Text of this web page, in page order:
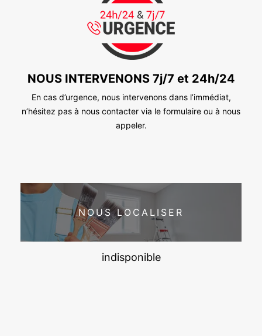
NOUS INTERVENONS 7j/7 et 24h/24
En cas d’urgence, nous intervenons dans l’immédiat,
n’hésitez pas à nous contacter via le formulaire ou à nous
appeler.
NOUS LOCALISER
indisponible